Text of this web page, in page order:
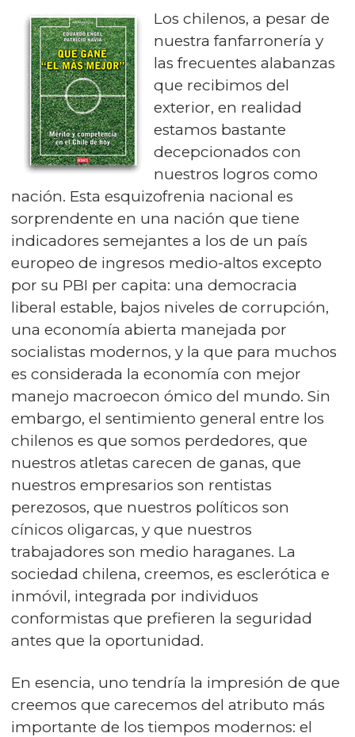
Los chilenos, a pesar de
nuestra fanfarronería y
las frecuentes alabanzas
que recibimos del
exterior, en realidad
estamos bastante
decepcionados con
nuestros logros como
nación. Esta esquizofrenia nacional es
sorprendente en una nación que tiene
indicadores semejantes a los de un país
europeo de ingresos medio-altos excepto
por su PBI per capita: una democracia
liberal estable, bajos niveles de corrupción,
una economía abierta manejada por
socialistas modernos, y la que para muchos
es considerada la economía con mejor
manejo macroecon ómico del mundo. Sin
embargo, el sentimiento general entre los
chilenos es que somos perdedores, que
nuestros atletas carecen de ganas, que
nuestros empresarios son rentistas
perezosos, que nuestros políticos son
cínicos oligarcas, y que nuestros
trabajadores son medio haraganes. La
sociedad chilena, creemos, es esclerótica e
inmóvil, integrada por individuos
conformistas que prefieren la seguridad
antes que la oportunidad.
En esencia, uno tendría la impresión de que
creemos que carecemos del atributo más
importante de los tiempos modernos: el